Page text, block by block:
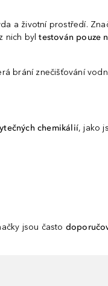
a životní prostředí.
nich byltestován pouze
brání znečišťování
chemikálií, jako
jsou často